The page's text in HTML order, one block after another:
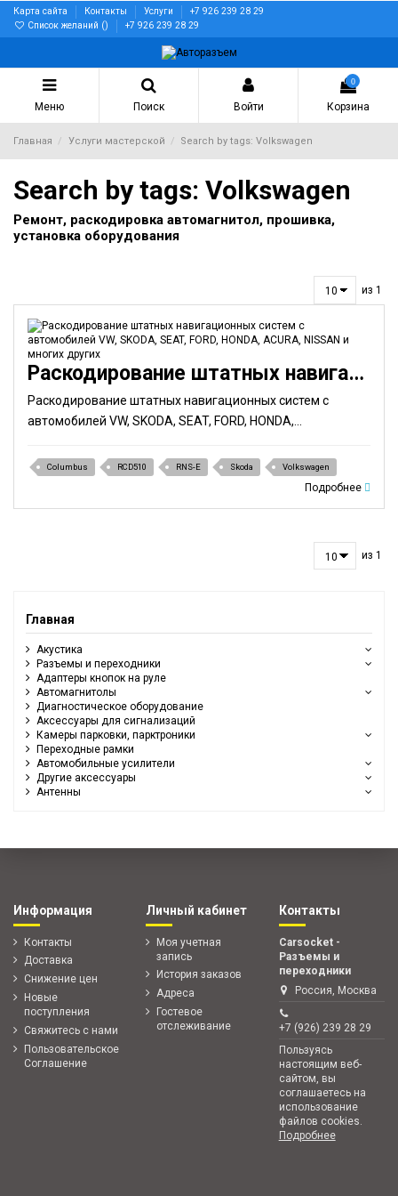
Карта сайта Контакты Услуги
+7 926 239 28 29
Список желаний () +7 926 239 28 29
Меню Поиск Войти
0
Корзина
Главная Услуги мастерской Search by tags: Volkswagen
Search by tags: Volkswagen
Ремонт, раскодировка автомагнитол, прошивка,
установка оборудования
из 1
Раскодирование штатных навигационных систем с автомобилей VW, SKODA, SEAT, FORD, HONDA, ACURA,...
Раскодирование штатных навигационных систем с
автомобилей VW, SKODA, SEAT, FORD, HONDA,...
Columbus RCD510 RNS-E Skoda Volkswagen
Подробнее
из 1
Главная
Акустика
Разъемы и переходники
Адаптеры кнопок на руле
Автомагнитолы
Диагностическое оборудование
Аксессуары для сигнализаций
Камеры парковки, парктроники
Переходные рамки
Автомобильные усилители
Другие аксессуары
Антенны
Информация
Контакты
Доставка
Снижение цен
Новые
поступления
Свяжитесь с нами
Пользовательское
Соглашение
Личный кабинет
Моя учетная
запись
История заказов
Адреса
Гостевое
отслеживание
Контакты
Carsocket -
Разъемы и
переходники
Россия, Москва
+7 (926) 239 28 29
Пользуясь
настоящим веб-
сайтом, вы
соглашаетесь на
использование
файлов cookies.
Подробнее